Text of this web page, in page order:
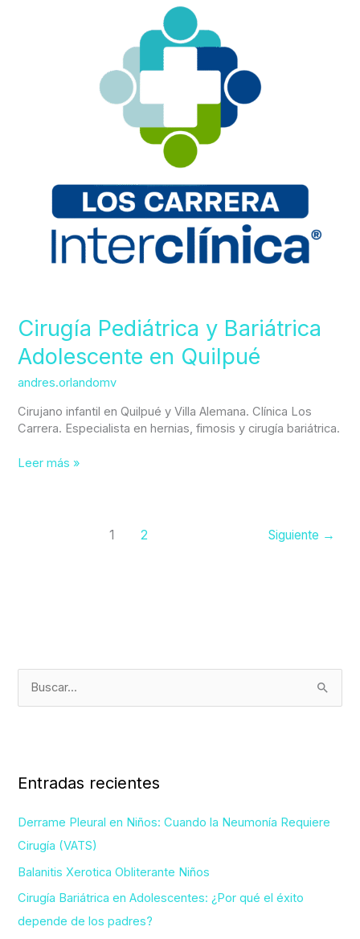
Cirugía Pediátrica y Bariátrica
Adolescente en Quilpué
andres.orlandomv
Cirujano infantil en Quilpué y Villa Alemana. Clínica Los
Carrera. Especialista en hernias, fimosis y cirugía bariátrica.
Leer más »
1 2 Siguiente →
a
p
o
r
:
Entradas recientes
Derrame Pleural en Niños: Cuando la Neumonía Requiere
Cirugía (VATS)
Balanitis Xerotica Obliterante Niños
Cirugía Bariátrica en Adolescentes: ¿Por qué el éxito
depende de los padres?